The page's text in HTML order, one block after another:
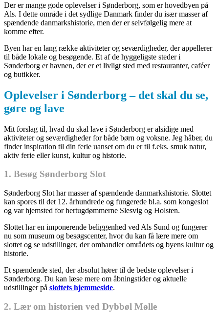
Der er mange gode oplevelser i Sønderborg, som er hovedbyen på
Als. I dette område i det sydlige Danmark finder du især masser af
spændende danmarkshistorie, men der er selvfølgelig mere at
komme efter.
Byen har en lang række aktiviteter og seværdigheder, der appellerer
til både lokale og besøgende. Et af de hyggeligste steder i
Sønderborg er havnen, der er et livligt sted med restauranter, caféer
og butikker.
Oplevelser i Sønderborg – det skal du se,
gøre og lave
Mit forslag til, hvad du skal lave i Sønderborg er alsidige med
aktiviteter og seværdigheder for både børn og voksne. Jeg håber, du
finder inspiration til din ferie uanset om du er til f.eks. smuk natur,
aktiv ferie eller kunst, kultur og historie.
1. Besøg Sønderborg Slot
Sønderborg Slot har masser af spændende danmarkshistorie. Slottet
kan spores til det 12. århundrede og fungerede bl.a. som kongeslot
og var hjemsted for hertugdømmerne Slesvig og Holsten.
Slottet har en imponerende beliggenhed ved Als Sund og fungerer
nu som museum og besøgscenter, hvor du kan få lære mere om
slottet og se udstillinger, der omhandler områdets og byens kultur og
historie.
Et spændende sted, der absolut hører til de bedste oplevelser i
Sønderborg. Du kan læse mere om åbningstider og aktuelle
udstillinger på slottets hjemmeside.
2. Lær om historien ved Dybbøl Mølle